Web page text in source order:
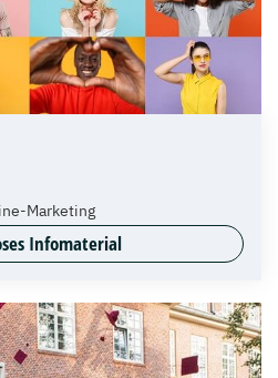
Marketing
Infomaterial